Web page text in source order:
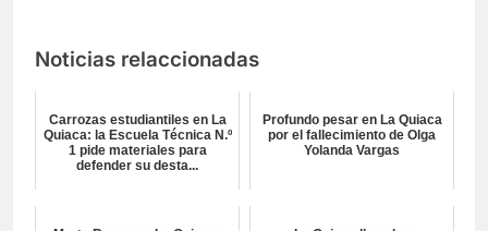
Noticias relaccionadas
Carrozas estudiantiles en La
Quiaca: la Escuela Técnica N.º
1 pide materiales para
defender su desta...
Profundo pesar en La Quiaca
por el fallecimiento de Olga
Yolanda Vargas